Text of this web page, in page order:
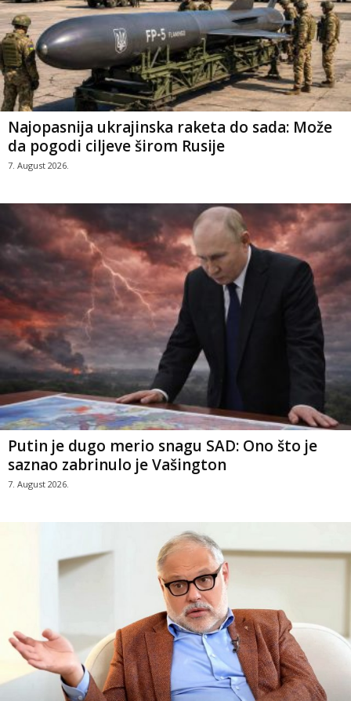
Najopasnija ukrajinska raketa do sada: Može
da pogodi ciljeve širom Rusije
7. August 2026.
Putin je dugo merio snagu SAD: Ono što je
saznao zabrinulo je Vašington
7. August 2026.